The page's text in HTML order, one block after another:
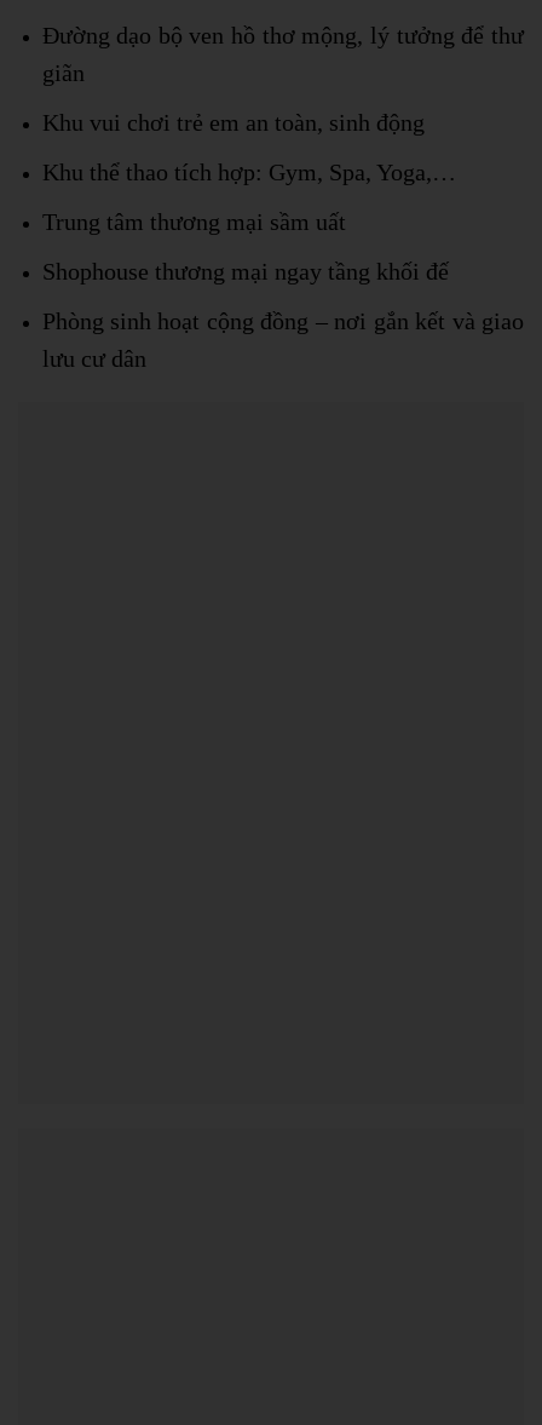
Đường dạo bộ ven hồ thơ mộng, lý tưởng để thư
giãn
Khu vui chơi trẻ em an toàn, sinh động
Khu thể thao tích hợp: Gym, Spa, Yoga,…
Trung tâm thương mại sầm uất
Shophouse thương mại ngay tầng khối đế
Phòng sinh hoạt cộng đồng – nơi gắn kết và giao
lưu cư dân